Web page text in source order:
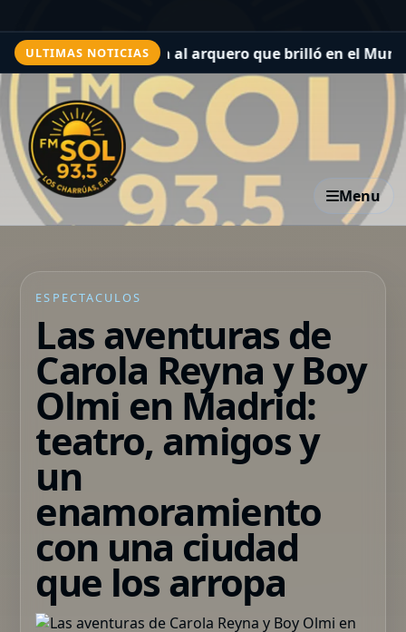
ULTIMAS NOTICIAS
al arquero que brilló en el Mundial con Cabo
Menu
ESPECTACULOS
Las aventuras de
Carola Reyna y Boy
Olmi en Madrid:
teatro, amigos y
un
enamoramiento
con una ciudad
que los arropa